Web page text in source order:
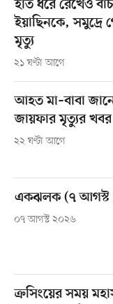
হাত ধরে রেখেও
ইয়াছিনকে, সমুদ্রে
মৃত্যু
২১ ঘণ্টা আগে
আহত মা–বাবা
জায়ফার মৃত্যুর খবর
২২ ঘণ্টা আগে
একঝলক (৭ আগস্ট
০৭ আগস্ট ২০২৬
ক্রসিংয়ের সময়